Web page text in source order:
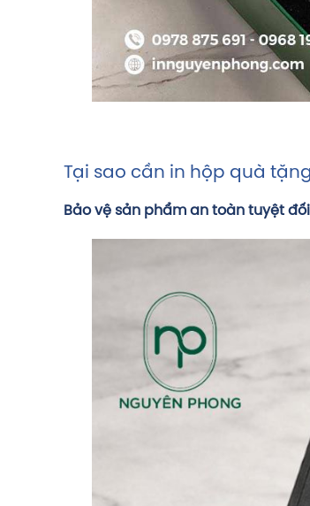
Tại sao cần in hộp quà
Bảo vệ sản phẩm an toàn tuyệt đối